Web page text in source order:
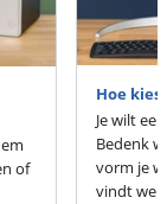
of
Hoe kies
Je wilt
Bedenk
vorm je
vindt